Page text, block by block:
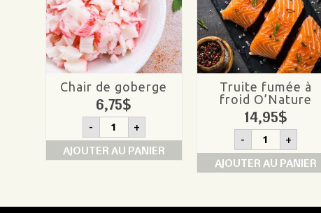
Chair de goberge
6,75$
- quantité
de
Chair
de
+
AJOUTER AU PANIER
Truite fumée à
froid O’Nature
14,95$
- quantité
de
Truite
fumée
O'Nature
+
AJOUTER AU PANIER